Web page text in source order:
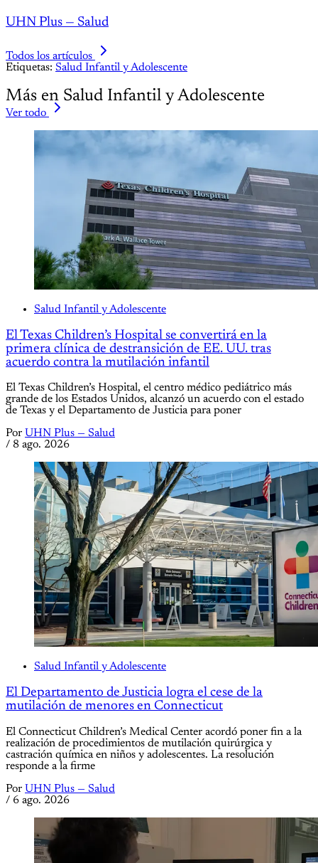
UHN Plus — Salud
Todos los artículos
Etiquetas: Salud Infantil y Adolescente
Más en Salud Infantil y Adolescente
Ver todo
Salud Infantil y Adolescente
El Texas Children’s Hospital se convertirá en la
primera clínica de destransición de EE. UU. tras
acuerdo contra la mutilación infantil
El Texas Children’s Hospital, el centro médico pediátrico más
grande de los Estados Unidos, alcanzó un acuerdo con el estado
de Texas y el Departamento de Justicia para poner
Por UHN Plus — Salud
/ 8 ago. 2026
Salud Infantil y Adolescente
El Departamento de Justicia logra el cese de la
mutilación de menores en Connecticut
El Connecticut Children’s Medical Center acordó poner fin a la
realización de procedimientos de mutilación quirúrgica y
castración química en niños y adolescentes. La resolución
responde a la firme
Por UHN Plus — Salud
/ 6 ago. 2026